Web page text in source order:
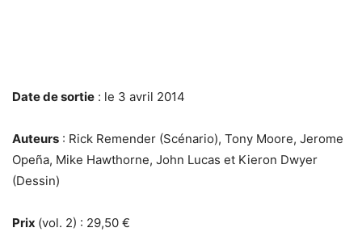
Date de sortie : le 3 avril 2014
Auteurs : Rick Remender (Scénario), Tony Moore, Jerome
Opeña, Mike Hawthorne, John Lucas et Kieron Dwyer
(Dessin)
Prix (vol. 2) : 29,50 €